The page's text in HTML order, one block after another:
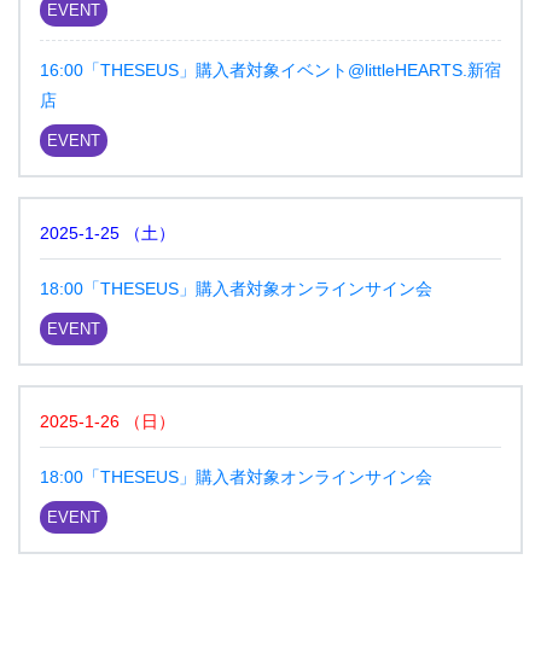
EVENT
16:00「THESEUS」購入者対象イベント@littleHEARTS.新宿
店
EVENT
2025-1-25 （土）
18:00「THESEUS」購入者対象オンラインサイン会
EVENT
2025-1-26 （ 日 ）
18:00「THESEUS」購入者対象オンラインサイン会
EVENT